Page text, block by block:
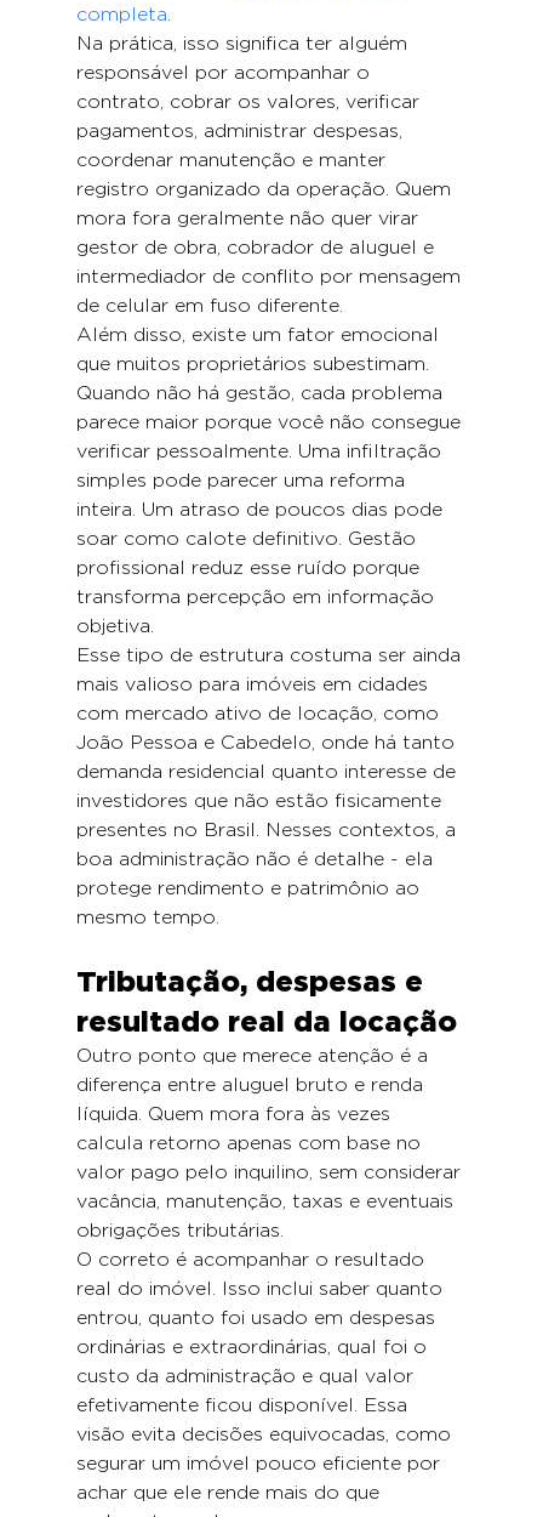
completa
Na prática, isso significa ter alguém
responsável por acompanhar o
contrato, cobrar os valores, verificar
pagamentos, administrar despesas,
coordenar manutenção e manter
registro organizado da operação. Quem
mora fora geralmente não quer virar
gestor de obra, cobrador de aluguel e
intermediador de conflito por mensagem
de celular em fuso diferente.
Além disso, existe um fator emocional
que muitos proprietários subestimam.
Quando não há gestão, cada problema
parece maior porque você não consegue
verificar pessoalmente. Uma infiltração
simples pode parecer uma reforma
inteira. Um atraso de poucos dias pode
soar como calote definitivo. Gestão
profissional reduz esse ruído porque
transforma percepção em informação
objetiva.
Esse tipo de estrutura costuma ser ainda
mais valioso para imóveis em cidades
com mercado ativo de locação, como
João Pessoa e Cabedelo, onde há tanto
demanda residencial quanto interesse de
investidores que não estão fisicamente
presentes no Brasil. Nesses contextos, a
boa administração não é detalhe - ela
protege rendimento e patrimônio ao
mesmo tempo.
Tributação, despesas e
resultado real da locação
Outro ponto que merece atenção é a
diferença entre aluguel bruto e renda
líquida. Quem mora fora às vezes
calcula retorno apenas com base no
valor pago pelo inquilino, sem considerar
vacância, manutenção, taxas e eventuais
obrigações tributárias.
O correto é acompanhar o resultado
real do imóvel. Isso inclui saber quanto
entrou, quanto foi usado em despesas
ordinárias e extraordinárias, qual foi o
custo da administração e qual valor
efetivamente ficou disponível. Essa
visão evita decisões equivocadas, como
segurar um imóvel pouco eficiente por
achar que ele rende mais do que